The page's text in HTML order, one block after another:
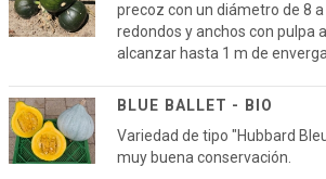
precoz con un diámetro de 8
redondos y anchos con pulpa
alcanzar hasta 1 m de
BLUE BALLET - BIO
Variedad de tipo "Hubbard
muy buena conservación.